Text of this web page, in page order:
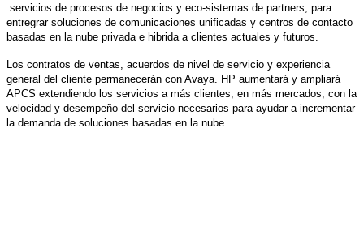
servicios de procesos de negocios y eco-sistemas de partners, para
entregrar soluciones de comunicaciones unificadas y centros de contacto
basadas en la nube privada e hibrida a clientes actuales y futuros.
Los contratos de ventas, acuerdos de nivel de servicio y experiencia
general del cliente permanecerán con Avaya. HP aumentará y ampliará
APCS extendiendo los servicios a más clientes, en más mercados, con la
velocidad y desempeño del servicio necesarios para ayudar a incrementar
la demanda de soluciones basadas en la nube.